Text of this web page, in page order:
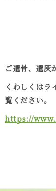
ご遺骨、遺灰
くわしくはラ
覧ください。
https://